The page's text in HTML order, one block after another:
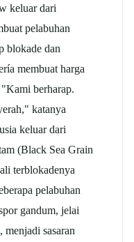
keluar dari
pelabuhan
blokade dan
membuat harga
berharap.
katanya
keluar dari
(Black Sea Grain
terblokadenya
pelabuhan
gandum, jelai
sasaran